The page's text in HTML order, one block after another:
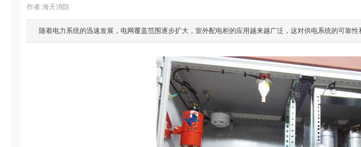
作者:海天消防
随着电力系统的迅速发展，电网覆盖范围逐步扩大，室外配电柜的应用越来越广泛，这对供电系统的可靠性